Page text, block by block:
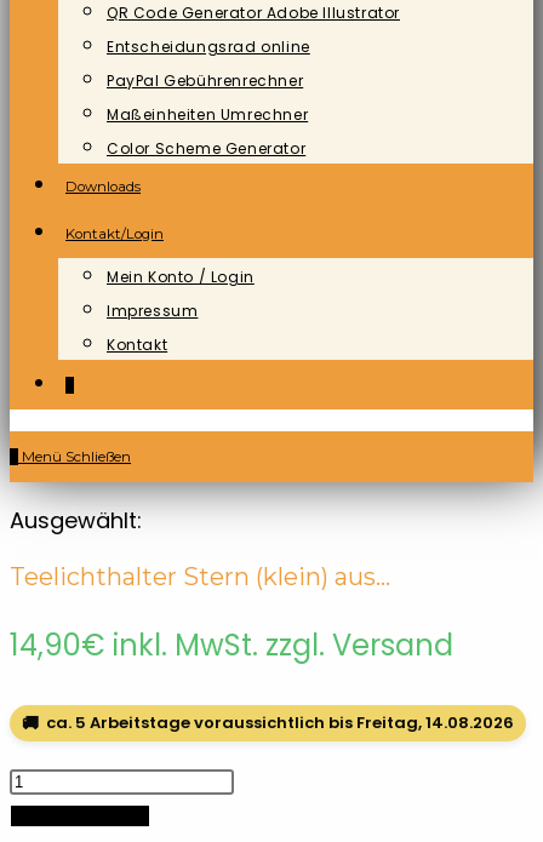
QR Code Generator Adobe Illustrator
Entscheidungsrad online
PayPal Gebührenrechner
Maßeinheiten Umrechner
Color Scheme Generator
Downloads
Kontakt/Login
Mein Konto / Login
Impressum
Kontakt
Menü Schließen
Ausgewählt:
Teelichthalter Stern (klein) aus…
14,90€ inkl. MwSt. zzgl. Versand
🚚 ca. 5 Arbeitstage voraussichtlich bis Freitag, 14.08.2026
Teelichthalter
Stern